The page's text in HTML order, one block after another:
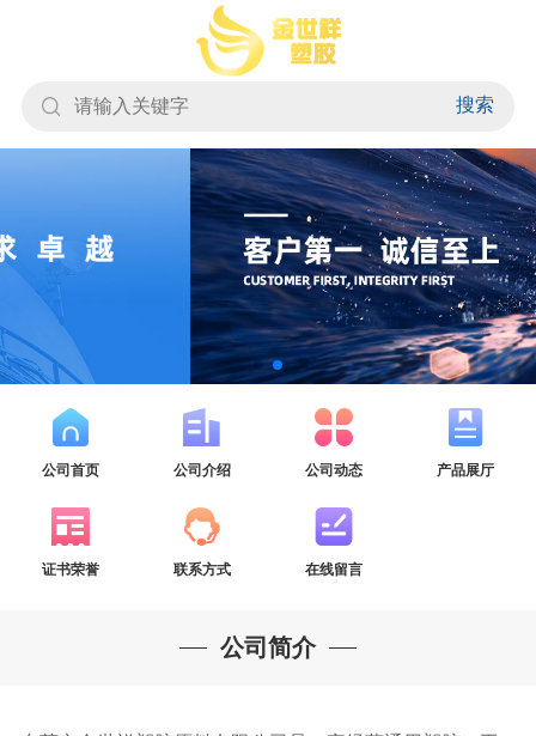
搜索
公司首页 公司介绍 公司动态 产品展厅
证书荣誉 联系方式 在线留言
公司简介